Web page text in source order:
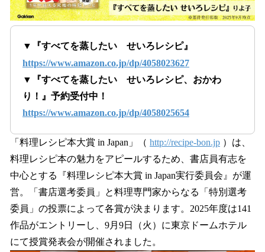
▼『すべてを蒸したい せいろレシピ』
https://www.amazon.co.jp/dp/4058023627
▼『すべてを蒸したい せいろレシピ、おかわ
り！』予約受付中！
https://www.amazon.co.jp/dp/4058025654
「料理レシピ本大賞 in Japan」（ http://recipe-bon.jp ）は、
料理レシピ本の魅力をアピールするため、書店員有志を
中心とする『料理レシピ本大賞 in Japan実行委員会』が運
営。「書店選考委員」と料理専門家からなる「特別選考
委員」の投票によって各賞が決まります。2025年度は141
作品がエントリーし、9月9日（火）に東京ドームホテル
にて授賞発表会が開催されました。